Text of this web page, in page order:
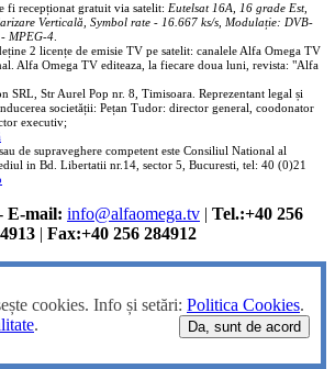
fi recepționat gratuit via satelit: Eutelsat 16A, 16 grade Est,
Verticală, Symbol rate - 16.667 ks/s, Modulație: DVB-
MPEG-4
2 licențe de emisie TV pe satelit: canalele Alfa Omega TV
Alfa Omega TV editeaza, la fiecare doua luni, revista: "Alfa
SRL, Str Aurel Pop nr. 8, Timisoara. Reprezentant legal și
societății: Pețan Tudor: director general, coodonator
executiv;
de supraveghere competent este Consiliul National al
in Bd. Libertatii nr.14, sector 5, Bucuresti, tel: 40 (0)21
E-mail: info@alfaomega.tv | Tel.:+40 256
| Fax:+40 256 284912
cookies. Info și setări: Politica Cookies.
. Da, sunt de acord